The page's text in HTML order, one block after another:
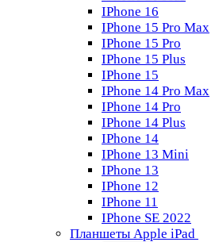
IPhone 16
IPhone 15 Pro Max
IPhone 15 Pro
IPhone 15 Plus
IPhone 15
IPhone 14 Pro Max
IPhone 14 Pro
IPhone 14 Plus
IPhone 14
IPhone 13 Mini
IPhone 13
IPhone 12
IPhone 11
IPhone SE 2022
Планшеты Apple iPad